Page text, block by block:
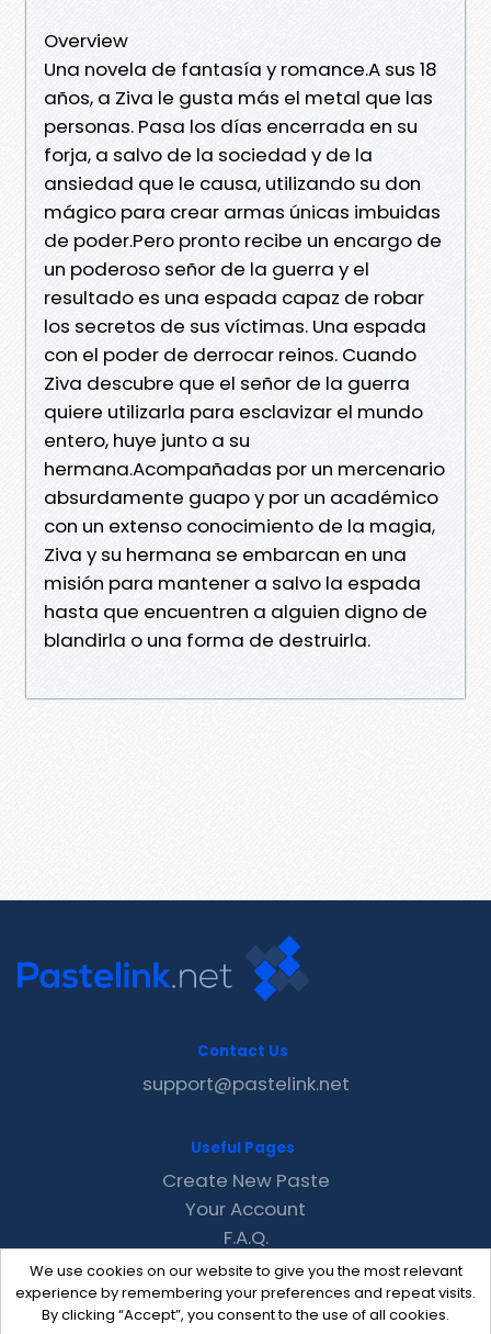
Overview
Una novela de fantasía y romance.A sus 18
años, a Ziva le gusta más el metal que las
personas. Pasa los días encerrada en su
forja, a salvo de la sociedad y de la
ansiedad que le causa, utilizando su don
mágico para crear armas únicas imbuidas
de poder.Pero pronto recibe un encargo de
un poderoso señor de la guerra y el
resultado es una espada capaz de robar
los secretos de sus víctimas. Una espada
con el poder de derrocar reinos. Cuando
Ziva descubre que el señor de la guerra
quiere utilizarla para esclavizar el mundo
entero, huye junto a su
hermana.Acompañadas por un mercenario
absurdamente guapo y por un académico
con un extenso conocimiento de la magia,
Ziva y su hermana se embarcan en una
misión para mantener a salvo la espada
hasta que encuentren a alguien digno de
blandirla o una forma de destruirla.
We use cookies on our website to give you the most relevant
experience by remembering your preferences and repeat visits.
By clicking “Accept”, you consent to the use of all cookies.
Contact Us
support@pastelink.net
Useful Pages
Create New Paste
Your Account
F.A.Q.
Recent
Contact